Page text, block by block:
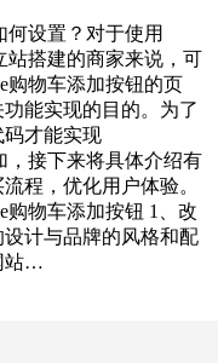
何设置？对于使用
站搭建的商家来说，可
购物车添加按钮的页
能实现的目的。为了
才能实现
，接下来将具体介绍有
程，优化用户体验。
购物车添加按钮 1、改
计与品牌的风格和配
站…